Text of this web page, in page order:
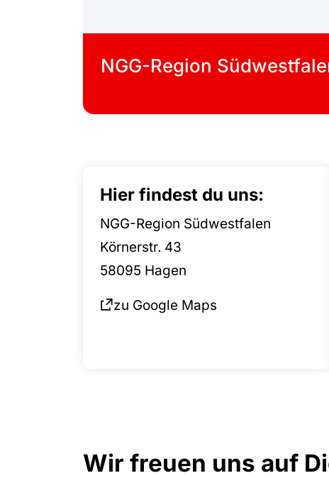
NGG-Region
Hier findest du uns:
NGG-Region Südwestfalen
Körnerstr. 43
58095 Hagen
zu Google Maps
Wir freuen uns auf